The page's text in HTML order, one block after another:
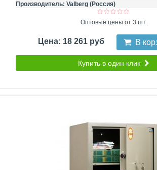
Производитель: Valberg (Россия)
Оптовые цены от 3 шт.
Цена: 18 261 руб В
Купить в один клик